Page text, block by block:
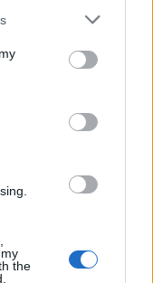
or more Google
You may click to
party tags to
in below Google
the
να αποτύχουν οι
ομήρων)»,
της σύναψης
του λαού μας,
κατοχής
αληθινή
παλαιστίνιους